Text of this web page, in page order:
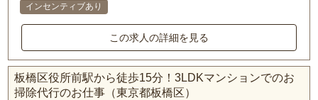
インセンティブあり
この求人の詳細を見る
板橋区役所前駅から徒歩15分！3LDKマンションでのお
掃除代行のお仕事（東京都板橋区）